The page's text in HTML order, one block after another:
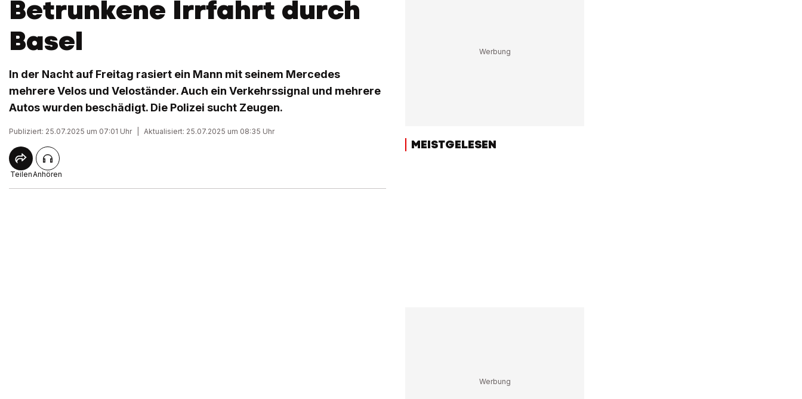
Betrunkene Irrfahrt durch
Basel
In der Nacht auf Freitag rasiert ein Mann mit seinem Mercedes
mehrere Velos und Veloständer. Auch ein Verkehrssignal und mehrere
Autos wurden beschädigt. Die Polizei sucht Zeugen.
Publiziert: 25.07.2025 um 07:01 Uhr Aktualisiert: 25.07.2025 um 08:35 Uhr
TeilenAnhören
MEISTGELESEN